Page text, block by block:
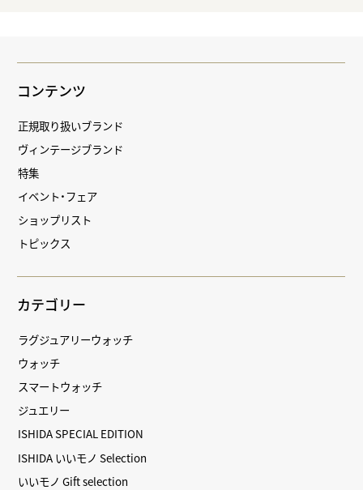
コンテンツ
正規取り扱いブランド
ヴィンテージブランド
特集
イベント・フェア
ショップリスト
トピックス
カテゴリー
ラグジュアリーウォッチ
ウォッチ
スマートウォッチ
ジュエリー
ISHIDA SPECIAL EDITION
ISHIDA いいモノ Selection
いいモノ Gift selection